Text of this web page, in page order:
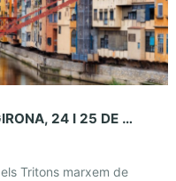
TRITONS: SORTIDA A GIRONA, 24 I 25 DE GENER: CANCEL·LADA
Tritons marxem de